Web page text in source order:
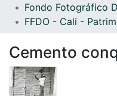
FFDO - Cali -
Cemento